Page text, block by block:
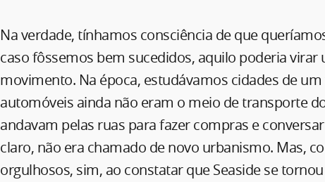
Na verdade, tínhamos consciência de que
caso fôssemos bem sucedidos, aquilo poderia virar
movimento. Na época, estudávamos cidades de
automóveis ainda não eram o meio de transporte
andavam pelas ruas para fazer compras e
claro, não era chamado de novo urbanismo. Mas,
orgulhosos, sim, ao constatar que Seaside se